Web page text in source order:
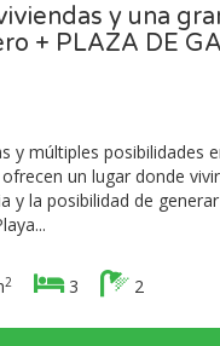
y una
+ PLAZA DE
y múltiples posibilidades
un lugar donde
y la posibilidad de
2 3 2